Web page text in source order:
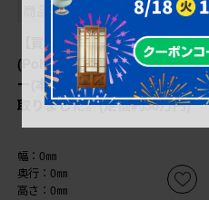
商品番号 B-058362
【買取】ポルトロメック
(Poltromec)のジェミニ レザ
ー(本革) 1人掛けソファを買
取りました。(定価約30万円)
幅：0㎜
奥行：0㎜
高さ：0㎜